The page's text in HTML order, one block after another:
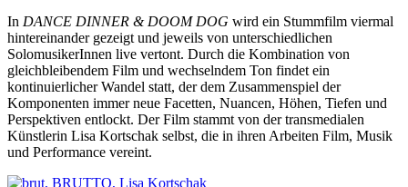
In DANCE DINNER & DOOM DOG wird ein Stummfilm viermal
hintereinander gezeigt und jeweils von unterschiedlichen
SolomusikerInnen live vertont. Durch die Kombination von
gleichbleibendem Film und wechselndem Ton findet ein
kontinuierlicher Wandel statt, der dem Zusammenspiel der
Komponenten immer neue Facetten, Nuancen, Höhen, Tiefen und
Perspektiven entlockt. Der Film stammt von der transmedialen
Künstlerin Lisa Kortschak selbst, die in ihren Arbeiten Film, Musik
und Performance vereint.